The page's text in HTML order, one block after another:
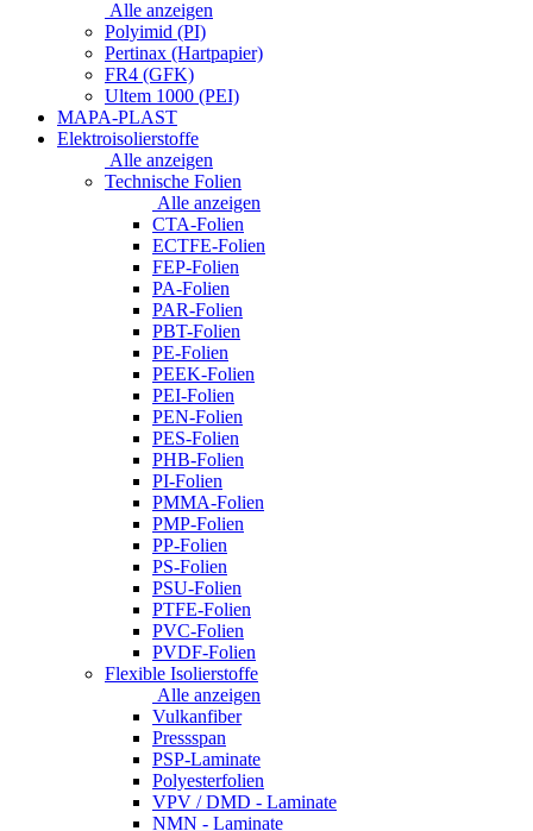
Alle anzeigen
Polyimid (PI)
Pertinax (Hartpapier)
FR4 (GFK)
Ultem 1000 (PEI)
MAPA-PLAST
Elektroisolierstoffe
Alle anzeigen
Technische Folien
Alle anzeigen
CTA-Folien
ECTFE-Folien
FEP-Folien
PA-Folien
PAR-Folien
PBT-Folien
PE-Folien
PEEK-Folien
PEI-Folien
PEN-Folien
PES-Folien
PHB-Folien
PI-Folien
PMMA-Folien
PMP-Folien
PP-Folien
PS-Folien
PSU-Folien
PTFE-Folien
PVC-Folien
PVDF-Folien
Flexible Isolierstoffe
Alle anzeigen
Vulkanfiber
Pressspan
PSP-Laminate
Polyesterfolien
VPV / DMD - Laminate
NMN - Laminate